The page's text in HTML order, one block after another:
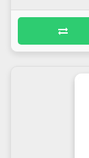
نیست. در
میان
تصویر
است:
نظر
‌رنگِ